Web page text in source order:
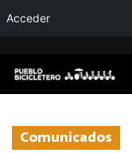
Comunicados
Acceder